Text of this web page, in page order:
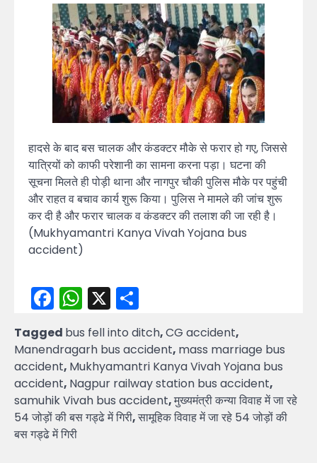
हादसे के बाद बस चालक और कंडक्टर मौके से फरार हो गए, जिससे
यात्रियों को काफी परेशानी का सामना करना पड़ा। घटना की
सूचना मिलते ही पोड़ी थाना और नागपुर चौकी पुलिस मौके पर पहुंची
और राहत व बचाव कार्य शुरू किया। पुलिस ने मामले की जांच शुरू
कर दी है और फरार चालक व कंडक्टर की तलाश की जा रही है।
(Mukhyamantri Kanya Vivah Yojana bus
accident)
Facebook
WhatsApp
X
Tagged bus fell into ditch,CG accident,
Manendragarh bus accident, mass marriage bus
accident, Mukhyamantri Kanya Vivah Yojana bus
accident, Nagpur railway station bus accident,
samuhik Vivah bus accident,मुख्यमंत्री कन्या विवाह में जा रहे
54 जोड़ों की बस गड्ढे में गिरी,सामूहिक विवाह में जा रहे 54 जोड़ों की
बस गड्ढे में गिरी